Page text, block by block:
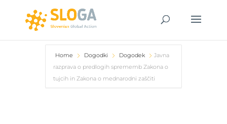
Home Dogodki Dogodek
Javna
razprava o predlogih sprememb Zakona o
tujcih in Zakona o mednarodni zaščiti